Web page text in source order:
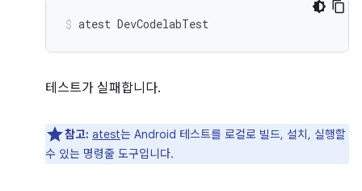
atest DevCodelabTest
테스트가 실패합니다.
참고: atest는 Android 테스트를 로컬로 빌드, 설치, 실행할
수 있는 명령줄 도구입니다.